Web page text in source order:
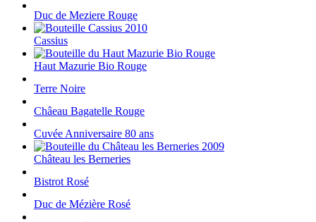
Duc de Meziere Rouge
Cassius
Haut Mazurie Bio Rouge
Terre Noire
Châeau Bagatelle Rouge
Cuvée Anniversaire 80 ans
Château les Berneries
Bistrot Rosé
Duc de Mézière Rosé